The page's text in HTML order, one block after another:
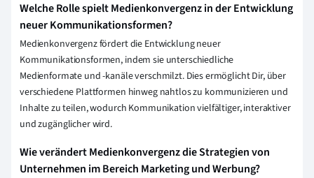
Welche Rolle spielt Medienkonvergenz in der Entwicklung
neuer Kommunikationsformen?
Medienkonvergenz fördert die Entwicklung neuer
Kommunikationsformen, indem sie unterschiedliche
Medienformate und -kanäle verschmilzt. Dies ermöglicht Dir, über
verschiedene Plattformen hinweg nahtlos zu kommunizieren und
Inhalte zu teilen, wodurch Kommunikation vielfältiger, interaktiver
und zugänglicher wird.
Wie verändert Medienkonvergenz die Strategien von
Unternehmen im Bereich Marketing und Werbung?